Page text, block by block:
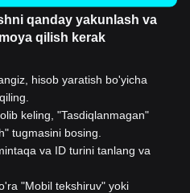
qanday yakunlash va
qilish kerak
hisob yaratish bo'yicha
keling, "Tasdiqlanmagan"
tugmasini bosing.
va ID turini tanlang va
"Mobil tekshiruv" yoki